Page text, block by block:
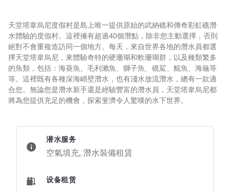
天堂塔韋烏尼度假村是島上唯一提供原始的武納礁和傳奇彩虹礁潛
水體驗的度假村。這裡擁有超過40個潛點，除非您主動選擇，否則
絕對不會重複造訪同一個地方。每天，來自世界各地的潛水員都選
擇天堂塔韋烏尼，來體驗奇特的硬珊瑚和軟珊瑚群，以及種類繁多
的魚類，包括：海葵魚、毛利瀨魚、獅子魚、礁鯊、鰩魚、海龜等
等。這裡既有各種深海峭壁潛水，也有淺水放流潛水，總有一款適
合您。無論您是潛水新手還是經驗豐富的潛水員，天堂塔韋烏尼都
將為您提供充足的機會，探索斐濟令人驚嘆的水下世界。
潜水服务
空氣填充, 潛水裝備租賃
设备租赁